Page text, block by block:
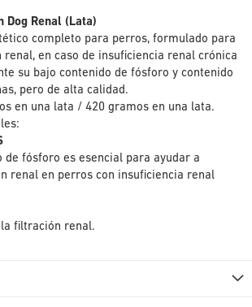
Dog Renal (Lata)
completo para perros, formulado para
renal, en caso de insuficiencia renal crónica
su bajo contenido de fósforo y contenido
pero de alta calidad.
en una lata / 420 gramos en una lata.
de fósforo es esencial para ayudar a
renal en perros con insuficiencia renal
filtración renal.